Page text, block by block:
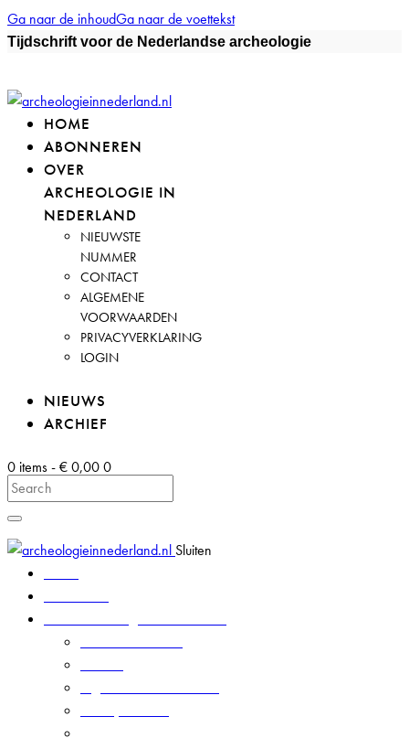
Ga naar de inhoudGa naar de voettekst
Tijdschrift voor de Nederlandse archeologie
HOME
ABONNEREN
OVER
ARCHEOLOGIE IN
NEDERLAND
NIEUWSTE
NUMMER
CONTACT
ALGEMENE
VOORWAARDEN
PRIVACYVERKLARING
LOGIN
NIEUWS
ARCHIEF
0 items-€ 0,000
Search
Sluiten